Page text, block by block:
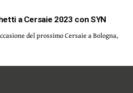
a Cersaie 2023 con SYN
del prossimo Cersaie a Bologna,